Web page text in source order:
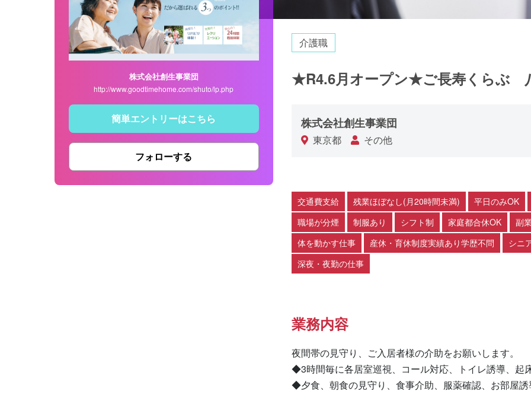
株式会社創生事業団
http://www.goodtimehome.com/shuto/lp.php
簡単エントリーはこちら
フォローする
介護職
★R4.6月オープン★ご長寿くらぶ
株式会社創生事業団
東京都 その他
交通費支給 残業ほぼなし(月20時間未満)
平日のみOK
職場が分煙
制服あり シフト制 家庭都合休OK
副
体を動かす仕事
産休・育休制度実績あり学歴不問
シニ
深夜・夜勤の仕事
業務内容
夜間帯の見守り、ご入居者様の介助をお願いします。
◆3時間毎に各居室巡視、コール対応、トイレ誘導、起
◆夕食、朝食の見守り、食事介助、服薬確認、お部屋